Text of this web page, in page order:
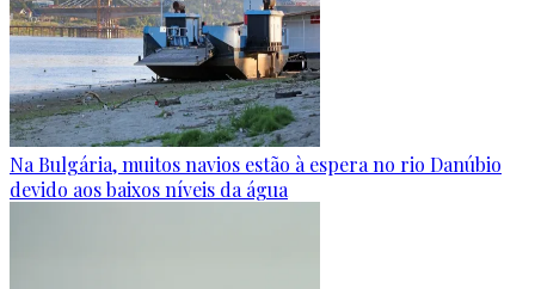
Na Bulgária, muitos navios estão à espera no rio Danúbio
devido aos baixos níveis da água